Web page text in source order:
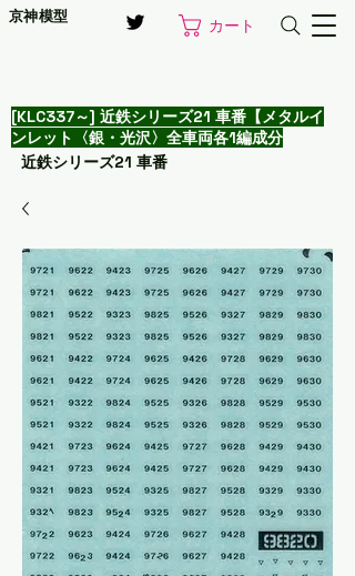
京神模型 カート
[KLC337～] 近鉄シリーズ21 車番【メタルイ
ンレット〈銀・光沢〉全車両各1編成分
近鉄シリーズ21 車番